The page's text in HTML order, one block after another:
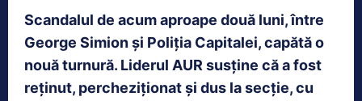
Scandalul de acum aproape două luni, între
George Simion și Poliția Capitalei, capătă o
nouă turnură. Liderul AUR susține că a fost
reținut, percheziționat și dus la secție, cu